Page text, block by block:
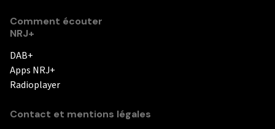
Comment écouter
NRJ+
DAB+
Apps NRJ+
Radioplayer
Contact et mentions légales